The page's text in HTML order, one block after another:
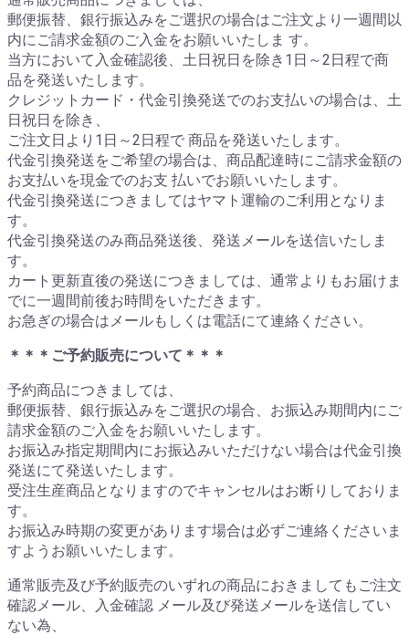
郵便振替、銀行振込みをご選択の場合はご注文より一週間以
内にご請求金額のご入金をお願いいたしま す。
当方において入金確認後、土日祝日を除き1日～2日程で商
品を発送いたします。
クレジットカード・代金引換発送でのお支払いの場合は、土
日祝日を除き、
ご注文日より1日～2日程で 商品を発送いたします。
代金引換発送をご希望の場合は、商品配達時にご請求金額の
お支払いを現金でのお支 払いでお願いいたします。
代金引換発送につきましてはヤマト運輸のご利用となりま
す。
代金引換発送のみ商品発送後、発送メールを送信いたしま
す。
カート更新直後の発送につきましては、通常よりもお届けま
でに一週間前後お時間をいただきます。
お急ぎの場合はメールもしくは電話にて連絡ください。
＊＊＊ご予約販売について＊＊＊
予約商品につきましては、
郵便振替、銀行振込みをご選択の場合、お振込み期間内にご
請求金額のご入金をお願いいたします。
お振込み指定期間内にお振込みいただけない場合は代金引換
発送にて発送いたします。
受注生産商品となりますのでキャンセルはお断りしておりま
す。
お振込み時期の変更があります場合は必ずご連絡くださいま
すようお願いいたします。
通常販売及び予約販売のいずれの商品におきましてもご注文
確認メール、入金確認 メール及び発送メールを送信してい
ない為、